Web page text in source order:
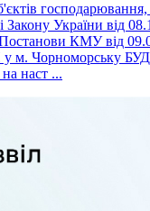
Закону України від
Постанови КМУ від
у м. Чорноморську
наст ...